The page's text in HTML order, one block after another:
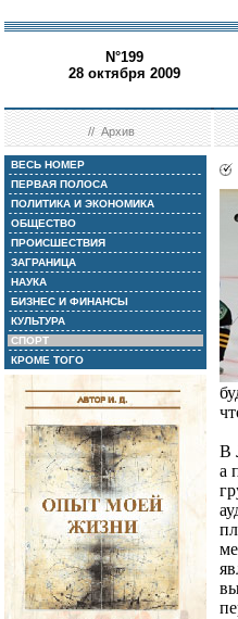
N°199
28 октября 2009
//Архив
ВЕСЬ НОМЕР
ПЕРВАЯ ПОЛОСА
ПОЛИТИКА И ЭКОНОМИКА
ОБЩЕСТВО
ПРОИСШЕСТВИЯ
ЗАГРАНИЦА
НАУКА
БИЗНЕС И ФИНАНСЫ
КУЛЬТУРА
СПОРТ
КРОМЕ ТОГО
В
а